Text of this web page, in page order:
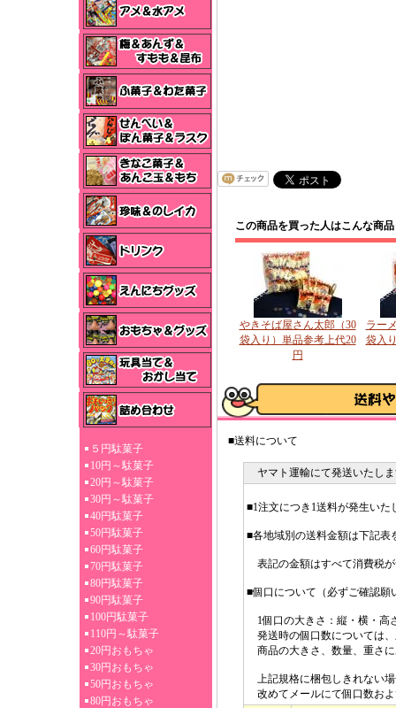
５円駄菓子
10円～駄菓子
20円～駄菓子
30円～駄菓子
40円駄菓子
50円駄菓子
60円駄菓子
70円駄菓子
80円駄菓子
90円駄菓子
100円駄菓子
110円～駄菓子
20円おもちゃ
30円おもちゃ
50円おもちゃ
80円おもちゃ
この商品を買った人はこんな商
やきそば屋さん太郎（30
袋入り）単品参考上代20
円
ラー
袋入
■送料について
ヤマト運輸にて発送いたし
■1注文につき1送料が発生いた
■各地域別の送料金額は下記表
表記の金額はすべて消費税
■個口について（必ずご確認願
1個口の大きさ：縦・横・高
発送時の個口数については
商品の大きさ、数量、重さ
上記規格に梱包しきれない
改めてメールにて個口数お